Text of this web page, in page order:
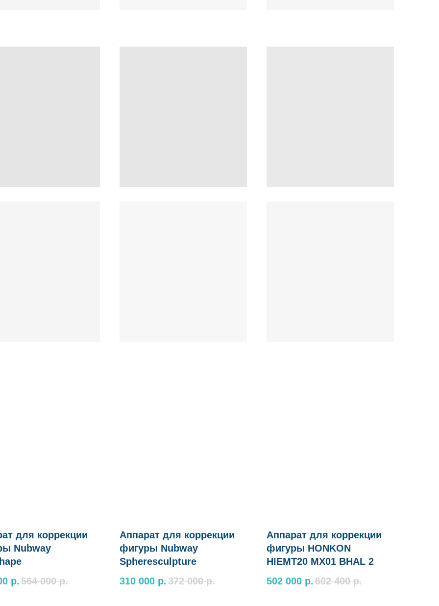
для коррекции
Nubway
р.564 000 р.
Аппарат для коррекции
фигуры Nubway
Spheresculpture
310 000 р.372 000 р.
Аппарат для коррекции
фигуры HONKON
HIEMT20 MX01 BHAL 2
502 000 р.602 400 р.